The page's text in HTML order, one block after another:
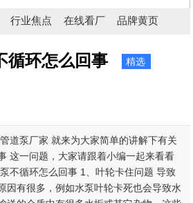
行业焦点 在线看厂 品牌黄页
循环怎么回事 精选
道泵厂家 就来为大家简单的讲解下有关
这一问题，大家请跟着小编一起来看看
不循环怎么回事 1、叶轮卡住问题 导致
因有很多，例如水泵叶轮卡死也会导致水